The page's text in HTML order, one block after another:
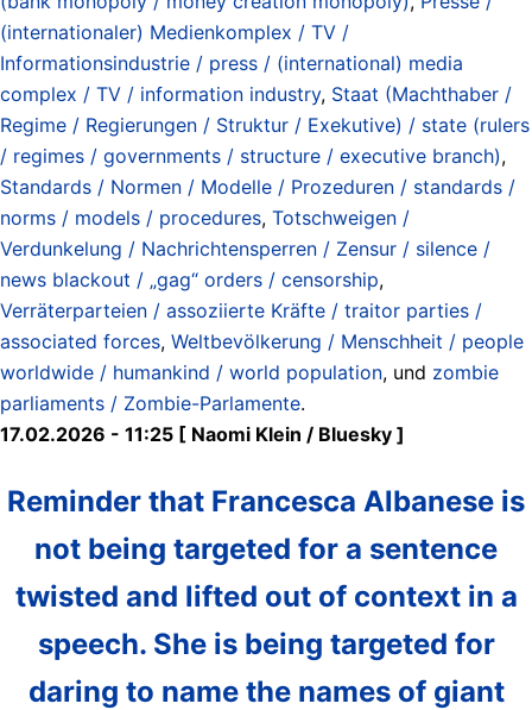
(internationaler) Medienkomplex / TV /
Informationsindustrie / press / (international) media
complex / TV / information industry, Staat (Machthaber /
Regime / Regierungen / Struktur / Exekutive) / state (rulers
/ regimes / governments / structure / executive branch),
Standards / Normen / Modelle / Prozeduren / standards /
norms / models / procedures, Totschweigen /
Verdunkelung / Nachrichtensperren / Zensur / silence /
news blackout / „gag“ orders / censorship,
Verräterparteien / assoziierte Kräfte / traitor parties /
associated forces, Weltbevölkerung / Menschheit / people
worldwide / humankind / world population, und zombie
parliaments / Zombie-Parlamente.
17.02.2026 - 11:25 [ Naomi Klein / Bluesky ]
Reminder that Francesca Albanese is
not being targeted for a sentence
twisted and lifted out of context in a
speech. She is being targeted for
daring to name the names of giant